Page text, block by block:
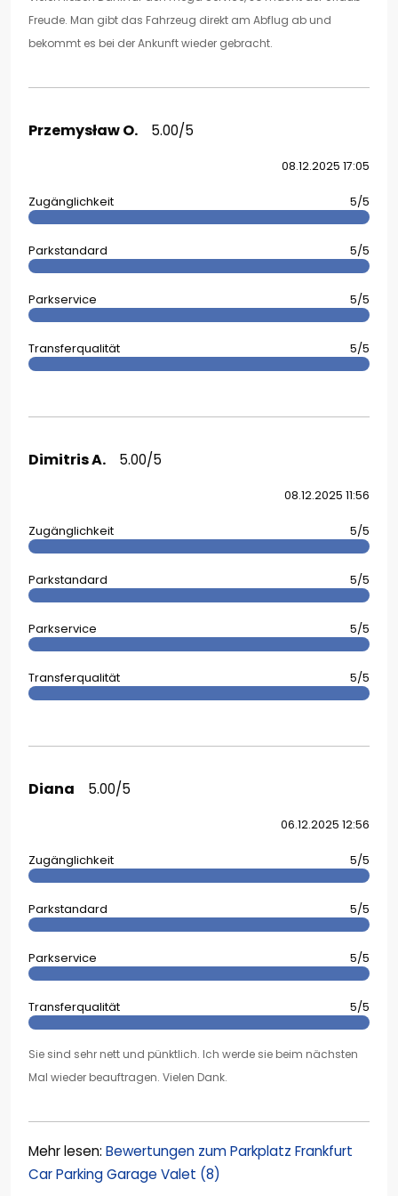
Freude. Man gibt das Fahrzeug direkt am Abflug ab und
bekommt es bei der Ankunft wieder gebracht.
Przemysław O. 5.00/5
08.12.2025 17:05
Zugänglichkeit 5/5
Parkstandard 5/5
Parkservice 5/5
Transferqualität 5/5
Dimitris A. 5.00/5
08.12.2025 11:56
Zugänglichkeit 5/5
Parkstandard 5/5
Parkservice 5/5
Transferqualität 5/5
Diana 5.00/5
06.12.2025 12:56
Zugänglichkeit 5/5
Parkstandard 5/5
Parkservice 5/5
Transferqualität 5/5
Sie sind sehr nett und pünktlich. Ich werde sie beim nächsten
Mal wieder beauftragen. Vielen Dank.
Mehr lesen: Bewertungen zum Parkplatz Frankfurt
Car Parking Garage Valet (8)